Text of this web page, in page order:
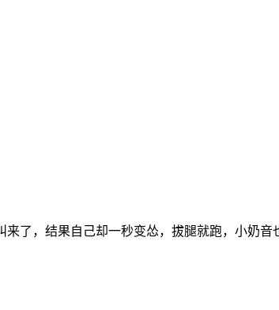
了，结果自己却一秒变怂，拔腿就跑，小奶音